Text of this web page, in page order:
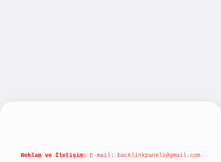
Reklam ve İletişim: E-mail: backlinkpaneli@gmail.com